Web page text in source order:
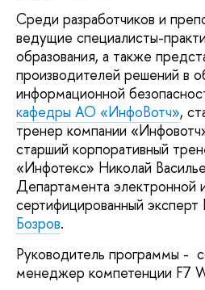
Среди разработчиков и
ведущие специалисты-
образования, а также
производителей решений в
информационной
кафедры АО «ИнфоВотч»,
тренер компании
старший корпоративный
«Инфотекс» Николай
Департамента электронной
сертифицированный эксперт
Бозров.
Руководитель программы -
менеджер компетенции F7